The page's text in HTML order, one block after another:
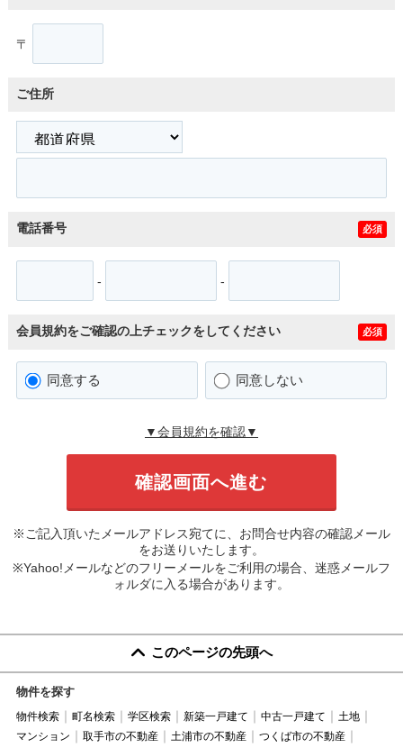
〒
ご住所
電話番号 必須
- -
会員規約をご確認の上チェックをしてください 必須
同意する 同意しない
▼会員規約を確認▼
※ご記入頂いたメールアドレス宛てに、お問合せ内容の確認メール
をお送りいたします。
※Yahoo!メールなどのフリーメールをご利用の場合、迷惑メールフ
ォルダに入る場合があります。
このページの先頭へ
物件を探す
物件検索 町名検索 学区検索 新築一戸建て 中古一戸建て
土地
マンション
取手市の不動産 土浦市の不動産
つくば市の不動産